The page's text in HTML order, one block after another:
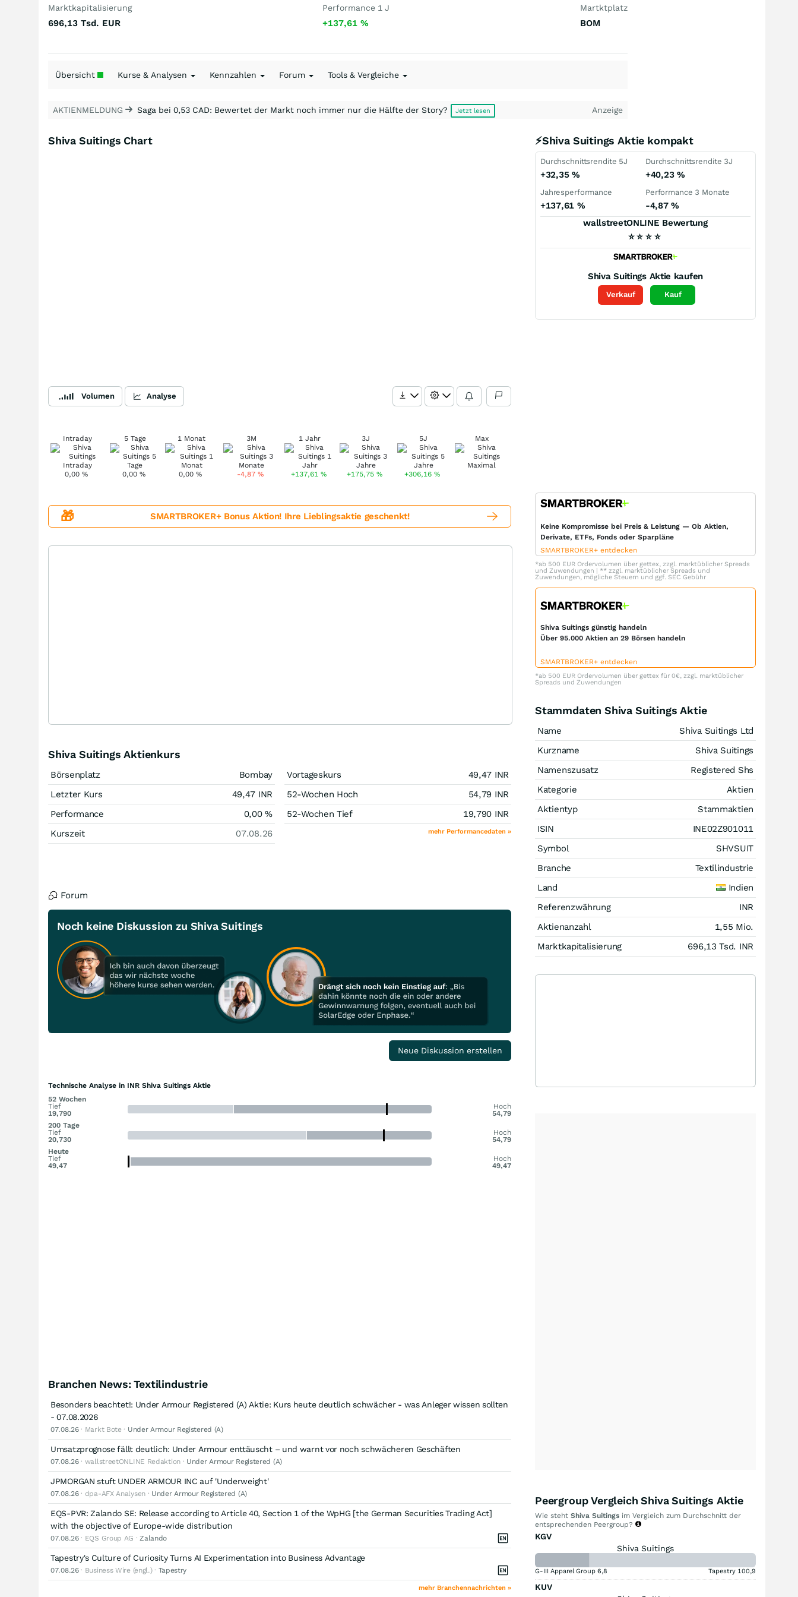
Marktkapitalisierung
696,13 Tsd. EUR
Performance 1 J
+137,61 %
Martktplatz
BOM
Übersicht Kurse & Analysen Kennzahlen Forum Tools & Vergleiche
AKTIENMELDUNG Saga bei 0,53 CAD: Bewertet der Markt noch immer nur die Hälfte der Story? Jetzt lesen Anzeige
Shiva Suitings Chart
Volumen Analyse
Intraday
0,00%
5 Tage
0,00 %
1 Monat
0,00%
3M
-4,87%
1 Jahr
+137,61 %
3J
+175,75%
5J
+306,16%
Max
⚡Shiva Suitings Aktie kompakt
Durchschnittsrendite 5J
+32,35 %
Durchschnittsrendite 3J
+40,23 %
Jahresperformance
+137,61 %
Performance 3 Monate
-4,87%
wallstreetONLINE Bewertung
⭐ ⭐ ⭐ ⭐
Shiva Suitings Aktie kaufen
Verkauf Kauf
🎁 SMARTBROKER+ Bonus Aktion! Ihre Lieblingsaktie geschenkt!
Shiva Suitings Aktienkurs
Börsenplatz
Bombay
Letzter Kurs
49,47 INR
Performance
0,00%
Kurszeit
07.08.26
Vortageskurs 49,47 INR
52-Wochen Hoch
54,79 INR
52-Wochen Tief
19,790 INR
mehr Performancedaten »
Forum
Noch keine Diskussion zu Shiva Suitings
Neue Diskussion erstellen
Technische Analyse in INR Shiva Suitings Aktie
52 Wochen
Tief
19,790
Hoch
54,79
200 Tage
Tief
20,730
Hoch
54,79
Heute
Tief
49,47
Hoch
49,47
Branchen News: Textilindustrie
Besonders beachtet!: Under Armour Registered (A) Aktie: Kurs heute deutlich schwächer - was Anleger wissen sollten
- 07.08.2026
07.08.26· Markt Bote · Under Armour Registered (A)
Umsatzprognose fällt deutlich: Under Armour enttäuscht – und warnt vor noch schwächeren Geschäften
07.08.26· wallstreetONLINE Redaktion · Under Armour Registered (A)
JPMORGAN stuft UNDER ARMOUR INC auf 'Underweight'
07.08.26· dpa-AFX Analysen · Under Armour Registered (A)
EQS-PVR: Zalando SE: Release according to Article 40, Section 1 of the WpHG [the German Securities Trading Act]
with the objective of Europe-wide distribution
07.08.26· EQS Group AG ·Zalando
Tapestry's Culture of Curiosity Turns AI Experimentation into Business Advantage
07.08.26· Business Wire (engl.) · Tapestry
mehr Branchennachrichten »
Keine Kompromisse bei Preis & Leistung — Ob Aktien,
Derivate, ETFs, Fonds oder Sparpläne
SMARTBROKER+ entdecken
*ab 500 EUR Ordervolumen über gettex, zzgl. marktüblicher Spreads
und Zuwendungen | ** zzgl. marktüblicher Spreads und
Zuwendungen, mögliche Steuern und ggf. SEC Gebühr
Shiva Suitings günstig handeln
Über 95.000 Aktien an 29 Börsen handeln
SMARTBROKER+ entdecken
*ab 500 EUR Ordervolumen über gettex für 0€, zzgl. marktüblicher
Spreads und Zuwendungen
Stammdaten Shiva Suitings Aktie
Name
Shiva Suitings Ltd
Kurzname
Shiva Suitings
Namenszusatz
Registered Shs
Kategorie
Aktien
Aktientyp
Stammaktien
ISIN
INE02Z901011
Symbol
SHVSUIT
Branche
Textilindustrie
Land
Indien
Referenzwährung
INR
Aktienanzahl
1,55 Mio.
Marktkapitalisierung
696,13 Tsd. INR
Peergroup Vergleich Shiva Suitings Aktie
Wie steht Shiva Suitings im Vergleich zum Durchschnitt der
entsprechenden Peergroup?
KGV
Shiva Suitings
G-III Apparel Group 6,8 Tapestry 100,9
KUV